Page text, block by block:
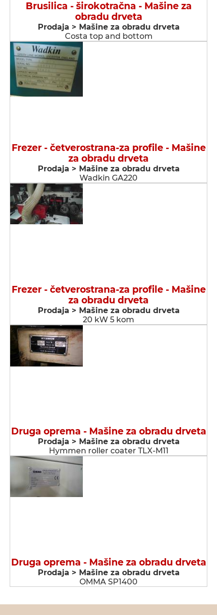
Brusilica - širokotračna - Мašine za
obradu drveta
Prodaja > Мašine za obradu drveta
Costa top and bottom
Frezer - četverostrana-za profile - Мašine
za obradu drveta
Prodaja > Мašine za obradu drveta
Wadkin GA220
Frezer - četverostrana-za profile - Мašine
za obradu drveta
Prodaja > Мašine za obradu drveta
20 kW 5 kom
Druga oprema - Мašine za obradu drveta
Prodaja > Мašine za obradu drveta
Hymmen roller coater TLX-M11
Druga oprema - Мašine za obradu drveta
Prodaja > Мašine za obradu drveta
OMMA SP1400